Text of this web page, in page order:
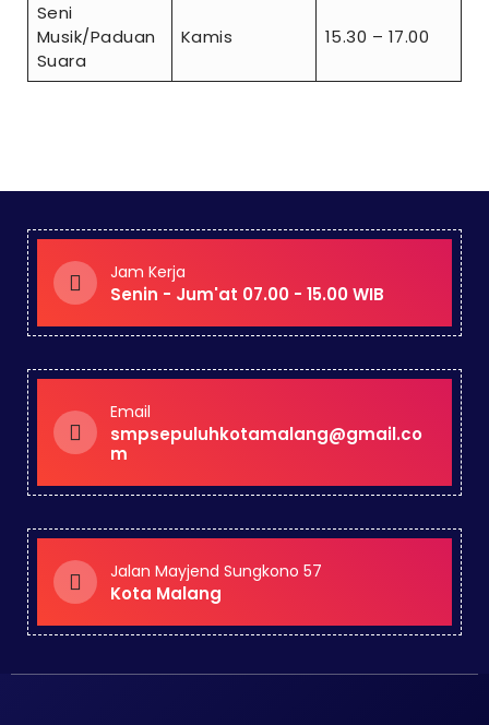
Seni
Musik/Paduan
Suara
Kamis 15.30 – 17.00
Jam Kerja
Senin - Jum'at 07.00 - 15.00 WIB
Email
smpsepuluhkotamalang@gmail.co
m
Jalan Mayjend Sungkono 57
Kota Malang